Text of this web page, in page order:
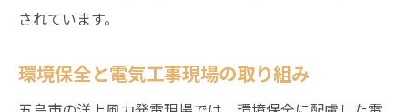
されています。
環境保全と電気工事現場の取り組み